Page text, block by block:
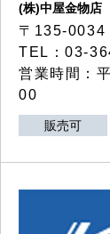
(株)中屋金物店
〒135-
TEL：03-
営業時間：
00
販売可